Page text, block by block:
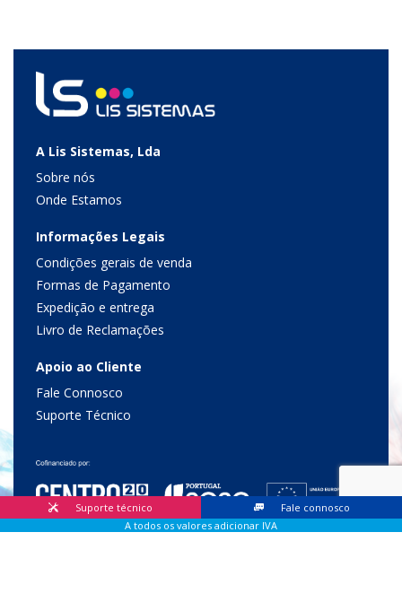
A Lis Sistemas, Lda
Sobre nós
Onde Estamos
Informações Legais
Condições gerais de venda
Formas de Pagamento
Expedição e entrega
Livro de Reclamações
Apoio ao Cliente
Fale Connosco
Suporte Técnico
Suporte técnico
Fale connosco
A todos os valores adicionar IVA